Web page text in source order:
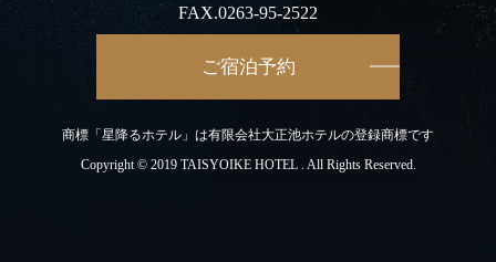
FAX.0263-95-2522
ご宿泊予約
商標「星降るホテル」は有限会社大正池ホテルの登録商標です
Copyright © 2019 TAISYOIKE HOTEL . All Rights Reserved.